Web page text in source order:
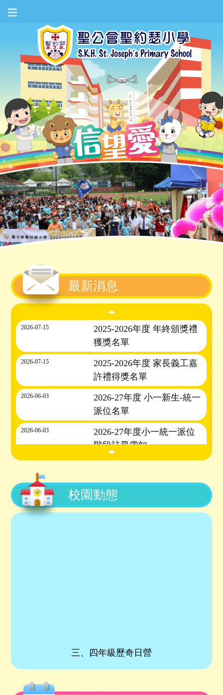
最新消息
2026-07-15
2025-2026年度 年終頒獎禮
獲獎名單
2026-07-15
2025-2026年度 家長義工嘉
許禮得獎名單
2026-06-03
2026-27年度 小一新生-統一
派位名單
2026-06-03
2026-27年度小一統一派位
階段註冊需知
2026-05-28
2026-27年度小一候補生入
學申請須知
校園動態
三、四年級歷奇日營